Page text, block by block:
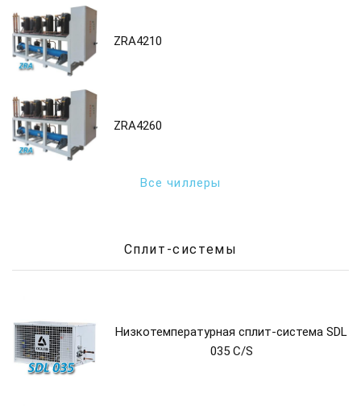
ZRA4210
ZRA4260
Все чиллеры
Сплит-системы
Низкотемпературная сплит-система SDL
035 C/S